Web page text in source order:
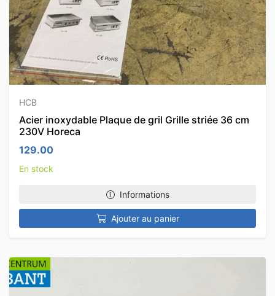
HCB
Acier inoxydable Plaque de gril Grille striée 36 cm
230V Horeca
129.00
En stock
Informations
Ajouter au panier